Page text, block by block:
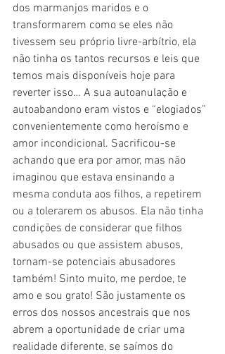
dos marmanjos maridos e o
transformarem como se eles não
tivessem seu próprio livre-arbítrio, ela
não tinha os tantos recursos e leis que
temos mais disponíveis hoje para
reverter isso… A sua autoanulação e
autoabandono eram vistos e “elogiados”
convenientemente como heroísmo e
amor incondicional. Sacrificou-se
achando que era por amor, mas não
imaginou que estava ensinando a
mesma conduta aos filhos, a repetirem
ou a tolerarem os abusos. Ela não tinha
condições de considerar que filhos
abusados ou que assistem abusos,
tornam-se potenciais abusadores
também! Sinto muito, me perdoe, te
amo e sou grato! São justamente os
erros dos nossos ancestrais que nos
abrem a oportunidade de criar uma
realidade diferente, se saímos do